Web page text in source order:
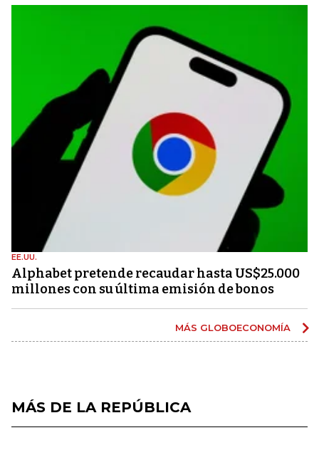
EE.UU.
Alphabet pretende recaudar hasta US$25.000
millones con su última emisión de bonos
MÁS GLOBOECONOMÍA
MÁS DE LA REPÚBLICA